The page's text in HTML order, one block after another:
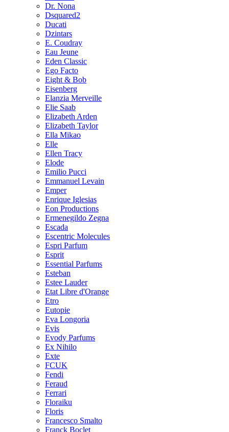
Dr. Nona
Dsquared2
Ducati
Dzintars
E. Coudray
Eau Jeune
Eden Classic
Ego Facto
Eight & Bob
Eisenberg
Elanzia Merveille
Elie Saab
Elizabeth Arden
Elizabeth Taylor
Ella Mikao
Elle
Ellen Tracy
Elode
Emilio Pucci
Emmanuel Levain
Emper
Enrique Iglesias
Eon Productions
Ermenegildo Zegna
Escada
Escentric Molecules
Espri Parfum
Esprit
Essential Parfums
Esteban
Estee Lauder
Etat Libre d'Orange
Etro
Eutopie
Eva Longoria
Evis
Evody Parfums
Ex Nihilo
Exte
FCUK
Fendi
Feraud
Ferrari
Floraiku
Floris
Francesco Smalto
Franck Boclet